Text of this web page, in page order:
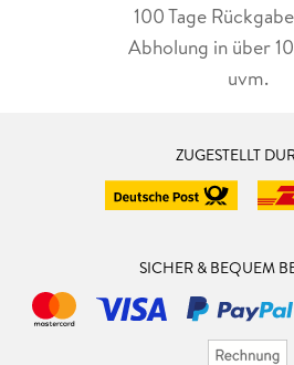
100 Tage
Abholung in über
uvm.
ZUGESTELLT
SICHER & BEQUEM